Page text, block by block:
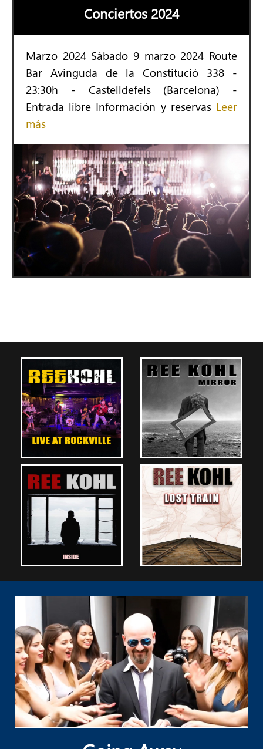
Conciertos 2024
Marzo 2024 Sábado 9 marzo 2024 Route
Bar Avinguda de la Constitució 338 -
23:30h - Castelldefels (Barcelona) -
Entrada libre Información y reservas Leer
más